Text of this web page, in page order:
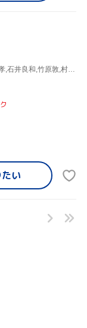
ギャリーキールホフナー,山田孝,石井良和,竹原敦,村田和香
い